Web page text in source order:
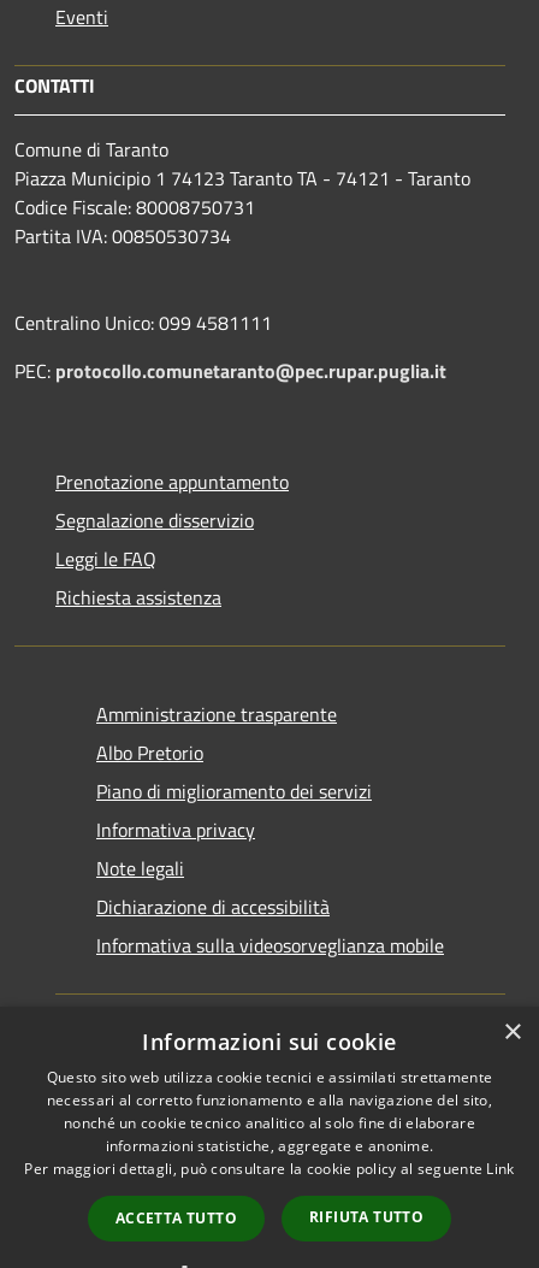
Eventi
CONTATTI
Comune di Taranto
Piazza Municipio 1 74123 Taranto TA - 74121 - Taranto
Codice Fiscale: 80008750731
Partita IVA: 00850530734
Centralino Unico: 099 4581111
PEC: protocollo.comunetaranto@pec.rupar.puglia.it
Prenotazione appuntamento
Segnalazione disservizio
Leggi le FAQ
Richiesta assistenza
Amministrazione trasparente
Albo Pretorio
Piano di miglioramento dei servizi
Informativa privacy
Note legali
Dichiarazione di accessibilità
Informativa sulla videosorveglianza mobile
RSS
Accessibilità
Cookie
Mappa del sito
Area riservata del
Copyright © 2026 • Comune di
Taranto • Powered by
Municipium•Accesso
redazione
×
Informazioni sui cookie
Questo sito web utilizza cookie tecnici e assimilati strettamente
necessari al corretto funzionamento e alla navigazione del sito,
nonché un cookie tecnico analitico al solo fine di elaborare
informazioni statistiche, aggregate e anonime.
Per maggiori dettagli, può consultare la cookie policy al seguente Link
ACCETTA TUTTO RIFIUTA TUTTO